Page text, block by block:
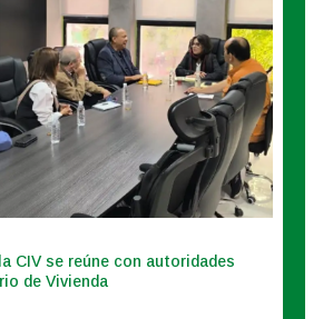
CIV se reúne con autoridades
de Vivienda